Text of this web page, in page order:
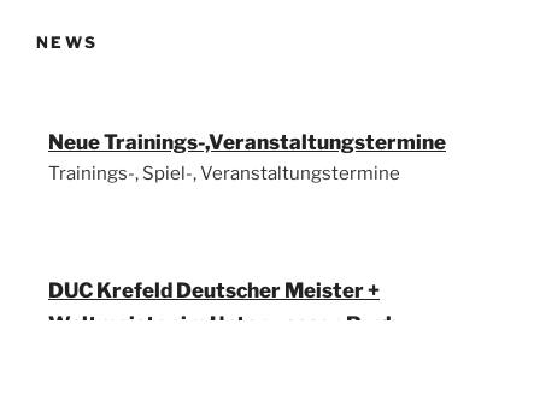
NEWS
Neue Trainings-,Veranstaltungstermine
Trainings-, Spiel-, Veranstaltungstermine
DUC Krefeld Deutscher Meister +
Weltmeister im Unterwasser-Rugby